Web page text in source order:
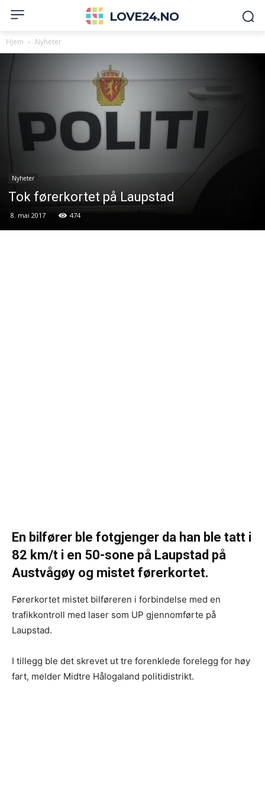
LOVE24.NO
Hjem Nyheter
Nyheter
Tok førerkortet på Laupstad
8. mai 2017 474
En bilfører ble fotgjenger da han ble tatt i
82 km/t i en 50-sone på Laupstad på
Austvågøy og mistet førerkortet.
Førerkortet mistet bilføreren i forbindelse med en
trafikkontroll med laser som UP gjennomførte på
Laupstad.
I tillegg ble det skrevet ut tre forenklede forelegg for høy
fart, melder Midtre Hålogaland politidistrikt.